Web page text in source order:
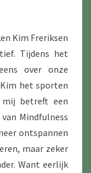
Kim Freriksen
Tijdens het
over onze
het sporten
betreft een
Mindfulness
ontspannen
maar zeker
Want eerlijk